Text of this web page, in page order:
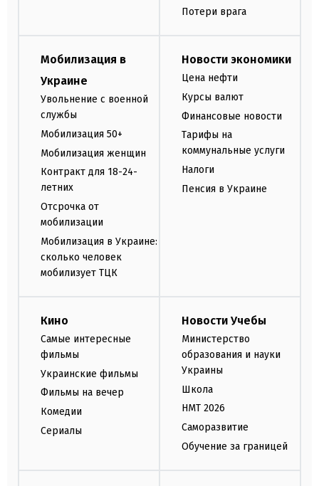
Потери врага
Мобилизация в
Украине
Увольнение с военной
службы
Мобилизация 50+
Мобилизация женщин
Контракт для 18-24-
летних
Отсрочка от
мобилизации
Мобилизация в Украине:
сколько человек
мобилизует ТЦК
Новости экономики
Цена нефти
Курсы валют
Финансовые новости
Тарифы на
коммунальные услуги
Налоги
Пенсия в Украине
Кино
Самые интересные
фильмы
Украинские фильмы
Фильмы на вечер
Комедии
Сериалы
Новости Учебы
Министерство
образования и науки
Украины
Школа
НМТ 2026
Саморазвитие
Обучение за границей